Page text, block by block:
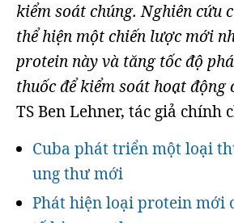
kiểm soát chúng. Nghiên cứu
thể hiện một chiến lược mới
protein này và tăng tốc độ
thuốc để kiểm soát hoạt động
TS Ben Lehner, tác giả chính
Cuba phát triển một loại
ung thư mới
Phát hiện loại protein mới